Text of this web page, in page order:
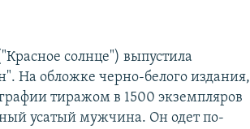
солнце") выпустила
На обложке черно-белого издания,
тиражом в 1500 экземпляров
усатый мужчина. Он одет по-